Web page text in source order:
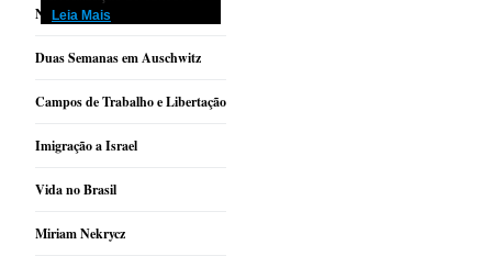
Leia Mais
No Gueto de Lodz
Duas Semanas em Auschwitz
Campos de Trabalho e Libertação
Imigração a Israel
Vida no Brasil
Miriam Nekrycz